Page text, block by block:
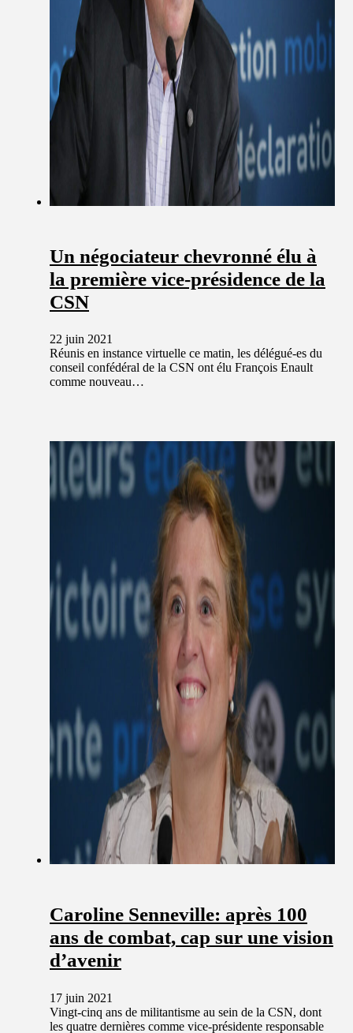
Un négociateur chevronné élu à
la première vice-présidence de la
CSN
22 juin 2021
Réunis en instance virtuelle ce matin, les délégué-es du
conseil confédéral de la CSN ont élu François Enault
comme nouveau…
Caroline Senneville: après 100
ans de combat, cap sur une vision
d’avenir
17 juin 2021
Vingt-cinq ans de militantisme au sein de la CSN, dont
les quatre dernières comme vice-présidente responsable